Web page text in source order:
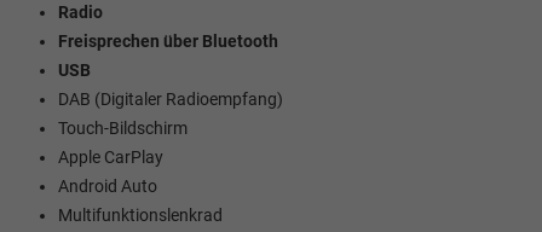
Radio
Freisprechen über Bluetooth
USB
DAB (Digitaler Radioempfang)
Touch-Bildschirm
Apple CarPlay
Android Auto
Multifunktionslenkrad